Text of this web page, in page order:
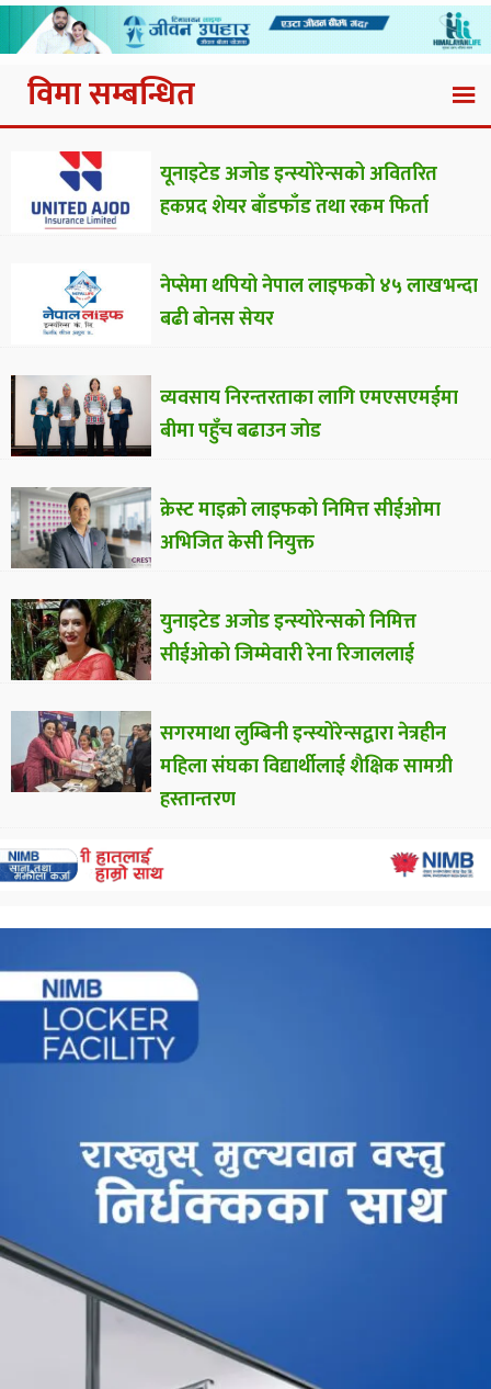
विमा सम्बन्धित
यूनाइटेड अजोड इन्स्योरेन्सको अवितरित
हकप्रद शेयर बाँडफाँड तथा रकम फिर्ता
नेप्सेमा थपियो नेपाल लाइफको ४५ लाखभन्दा
बढी बोनस सेयर
व्यवसाय निरन्तरताका लागि एमएसएमईमा
बीमा पहुँच बढाउन जोड
क्रेस्ट माइक्रो लाइफको निमित्त सीईओमा
अभिजित केसी नियुक्त
युनाइटेड अजोड इन्स्योरेन्सको निमित्त
सीईओको जिम्मेवारी रेना रिजाललाई
सगरमाथा लुम्बिनी इन्स्योरेन्सद्वारा नेत्रहीन
महिला संघका विद्यार्थीलाई शैक्षिक सामग्री
हस्तान्तरण